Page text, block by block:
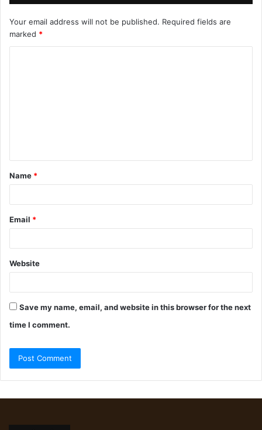
Your email address will not be published. Required fields are
marked *
Name *
Email *
Website
Save my name, email, and website in this browser for the next
time I comment.